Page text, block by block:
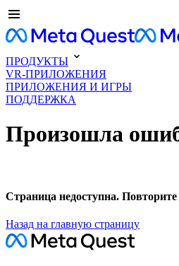
ПРОДУКТЫ
VR-ПРИЛОЖЕНИЯ
ПРИЛОЖЕНИЯ И ИГРЫ
ПОДДЕРЖКА
Произошла
Страница недоступна.
Назад на главную страницу